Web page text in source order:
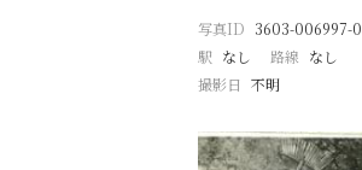
写真ID 3603-006997-0
駅 なし 路線 なし
撮影日 不明